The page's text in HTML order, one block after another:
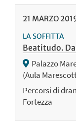
21 MARZO
LA SOFFITTA
Beatitudo. Da
Palazzo
(Aula
Percorsi di
Fortezza